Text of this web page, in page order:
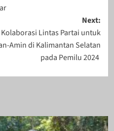
Next:
Lintas Partai untuk
Amin di Kalimantan Selatan
pada Pemilu 2024